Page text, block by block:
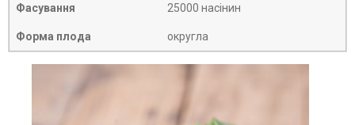
Фасування 25000 насінин
Форма плода округла